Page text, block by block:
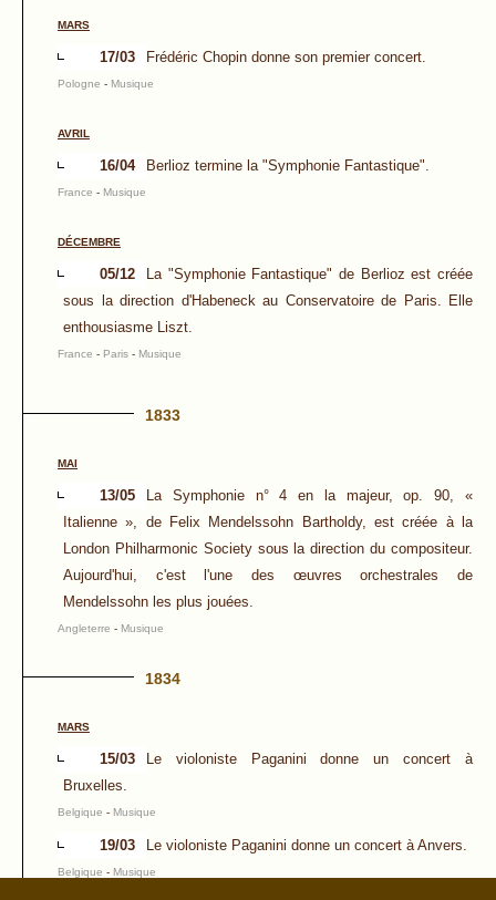
MARS
17/03 Frédéric Chopin donne son premier concert.
Pologne - Musique
AVRIL
16/04 Berlioz termine la "Symphonie Fantastique".
France - Musique
DÉCEMBRE
05/12
La "Symphonie Fantastique" de Berlioz est créée
sous la direction d'Habeneck au Conservatoire de Paris. Elle
enthousiasme Liszt.
France - Paris - Musique
1833
MAI
13/05
La Symphonie n° 4 en la majeur, op. 90, «
Italienne », de Felix Mendelssohn Bartholdy, est créée à la
London Philharmonic Society sous la direction du compositeur.
Aujourd'hui, c'est l'une des œuvres orchestrales de
Mendelssohn les plus jouées.
Angleterre - Musique
1834
MARS
15/03
Le violoniste Paganini donne un concert à
Bruxelles.
Belgique - Musique
19/03 Le violoniste Paganini donne un concert à Anvers.
Belgique - Musique